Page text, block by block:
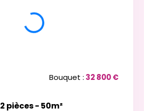
Bouquet : 32 800 €
2 pièces - 50m²